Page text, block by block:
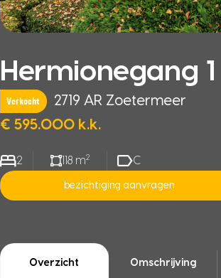
Hermionegang 1
Verkocht
2719 AR Zoetermeer
€ 595.000 k.k.
2 118 m2 C
bezichtiging aanvragen
Overzicht Omschrijving